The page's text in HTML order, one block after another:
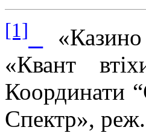
[1]
«Квант
Координати
Спектр»,